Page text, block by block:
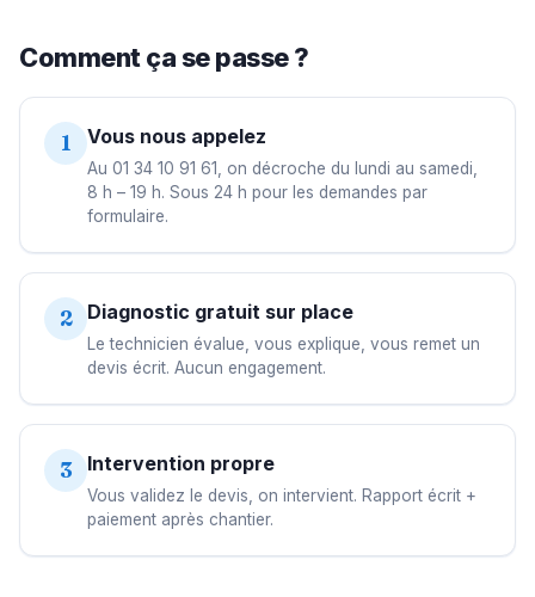
Comment ça se passe ?
1 Vous nous appelez
Au 01 34 10 91 61, on décroche du lundi au samedi,
8 h – 19 h. Sous 24 h pour les demandes par
formulaire.
2 Diagnostic gratuit sur place
Le technicien évalue, vous explique, vous remet un
devis écrit. Aucun engagement.
3 Intervention propre
Vous validez le devis, on intervient. Rapport écrit +
paiement après chantier.